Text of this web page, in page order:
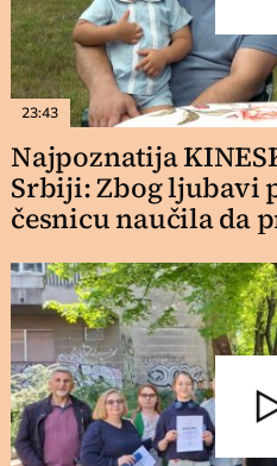
23:43
Najpoznatija
Srbiji: Zbog ljubavi
česnicu naučila da